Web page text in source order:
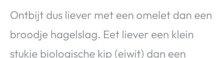
Ontbijt dus liever met een omelet dan een
broodje hagelslag. Eet liever een klein
stukje biologische kip (eiwit) dan een